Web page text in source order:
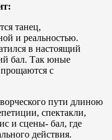
танец,
и реальностью.
в настоящий
бал. Так юные
с
пути длиною
спектакли,
и сцены- бал, где
действия.